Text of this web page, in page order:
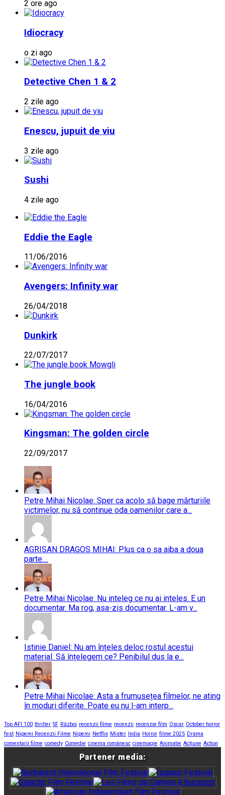
2 ore ago
Idiocracy
o zi ago
Detective Chen 1 & 2
2 zile ago
Enescu, jupuit de viu
3 zile ago
Sushi
4 zile ago
Eddie the Eagle
11/06/2016
Avengers: Infinity war
26/04/2018
Dunkirk
22/07/2017
The jungle book
16/04/2016
Kingsman: The golden circle
22/09/2017
Petre Mihai Nicolae: Sper ca acolo să bage mărturiile
victimelor, nu să continue oda oamenilor care a...
AGRISAN DRAGOS MIHAI: Plus ca o sa aiba a doua
parte....
Petre Mihai Nicolae: Nu inteleg ce nu ai inteles. E un
documentar. Ma rog, asa-zis documentar. L-am v...
Istinie Daniel: Nu am înțeles deloc rostul acestui
material. Să înțelegem ce? Penibilul dus la e...
Petre Mihai Nicolae: Asta a frumusețea filmelor, ne ating
în moduri diferite. Poate eu nu l-am interp...
Top AFI 100 thriller SF Război recenzii filme recenzii recenzie film Oscar October horror
fest Nipemi Recenzii Filme Nipemi Netflix Mister India Horror filme 2025 Drama
comentarii filme comedy Comedie cinema românesc cinemagie Animatie Acțiune Action
Partener media: